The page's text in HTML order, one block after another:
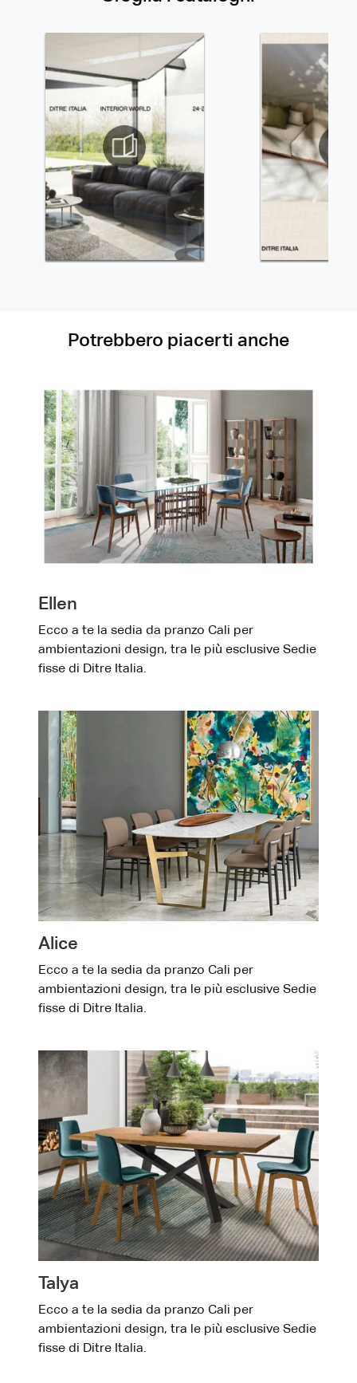
Potrebbero piacerti anche
Ellen
Ecco a te la sedia da pranzo Cali per
ambientazioni design, tra le più esclusive Sedie
fisse di Ditre Italia.
Alice
Ecco a te la sedia da pranzo Cali per
ambientazioni design, tra le più esclusive Sedie
fisse di Ditre Italia.
Talya
Ecco a te la sedia da pranzo Cali per
ambientazioni design, tra le più esclusive Sedie
fisse di Ditre Italia.